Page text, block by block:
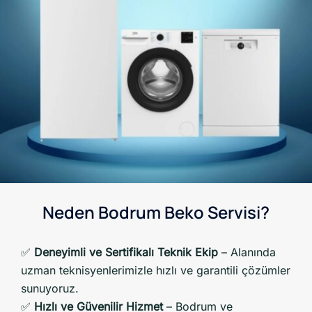
Neden Bodrum Beko Servisi?
✅ Deneyimli ve Sertifikalı Teknik Ekip – Alanında
uzman teknisyenlerimizle hızlı ve garantili çözümler
sunuyoruz.
✅ Hızlı ve Güvenilir Hizmet– Bodrum ve